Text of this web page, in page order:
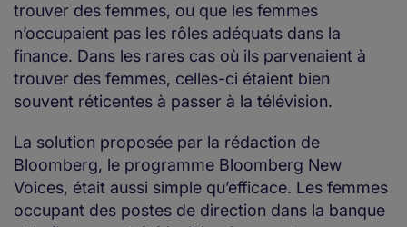
trouver des femmes, ou que les femmes
n’occupaient pas les rôles adéquats dans la
finance. Dans les rares cas où ils parvenaient à
trouver des femmes, celles-ci étaient bien
souvent réticentes à passer à la télévision.
La solution proposée par la rédaction de
Bloomberg, le programme Bloomberg New
Voices, était aussi simple qu’efficace. Les femmes
occupant des postes de direction dans la banque